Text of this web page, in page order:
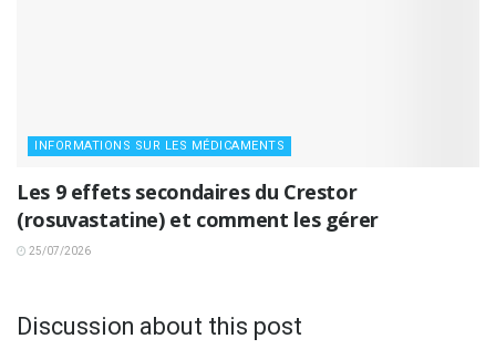
INFORMATIONS SUR LES MÉDICAMENTS
Les 9 effets secondaires du Crestor
(rosuvastatine) et comment les gérer
25/07/2026
Discussion about this post